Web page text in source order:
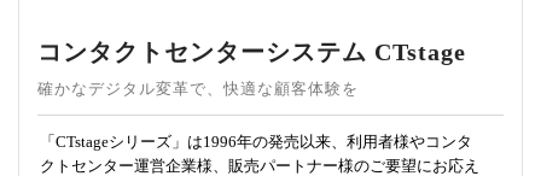
コンタクトセンターシステム CTstage
確かなデジタル変革で、快適な顧客体験を
「CTstageシリーズ」は1996年の発売以来、利用者様やコンタ
クトセンター運営企業様、販売パートナー様のご要望にお応え